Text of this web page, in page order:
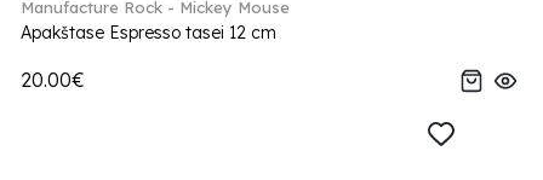
Manufacture Rock - Mickey Mouse
Apakštase Espresso tasei 12 cm
20.00€